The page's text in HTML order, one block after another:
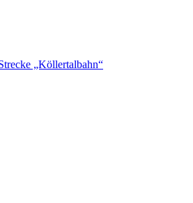
„Köllertalbahn“